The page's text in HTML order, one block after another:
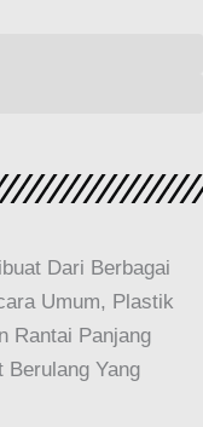
Dari Berbagai
Umum, Plastik
Rantai Panjang
Berulang Yang